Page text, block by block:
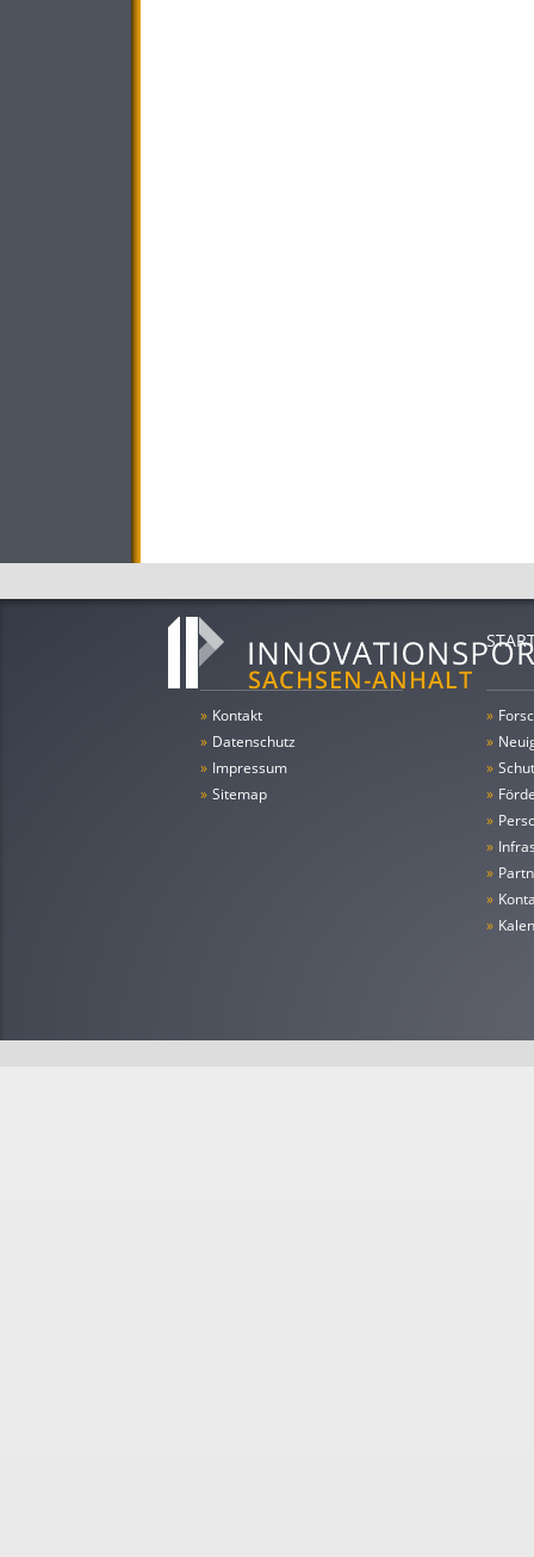
» Kontakt
» Datenschutz
» Impressum
» Sitemap
»
»
»
»
»
»
»
»
»